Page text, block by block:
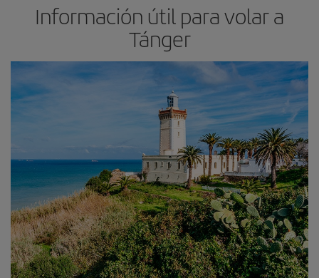
Información útil para volar a
Tánger